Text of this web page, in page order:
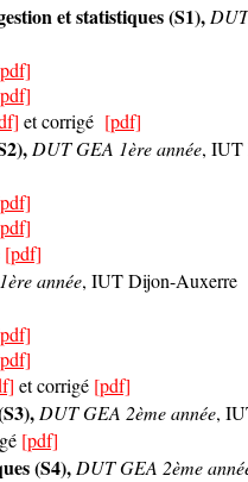
et statistiques (S1),
et corrigé [pdf]
DUT GEA 1ère année, IUT
[pdf]
année, IUT Dijon-Auxerre
et corrigé [pdf]
DUT GEA 2ème année,
[pdf]
(S4), DUT GEA 2ème